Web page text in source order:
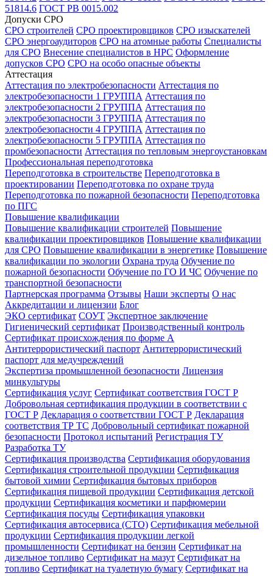
51814.6 ГОСТ РВ 0015.002
Допуски СРО
СРО строителей СРО проектировщиков СРО изыскателей
СРО энергоаудиторов СРО на атомные работы Специалисты
для СРО Внесение специалистов в НРС Оформление
допусков СРО СРО на особо опасные объекты
Аттестация
Аттестация по электробезопасности Аттестация по
электробезопасности 1 ГРУППА Аттестация по
электробезопасности 2 ГРУППА Аттестация по
электробезопасности 3 ГРУППА Аттестация по
электробезопасности 4 ГРУППА Аттестация по
электробезопасности 5 ГРУППА Аттестация по
промбезопасности Аттестация по тепловым энергоустановкам
Профессиональная переподготовка
Переподготовка в строительстве Переподготовка в
проектировании Переподготовка по охране труда
Переподготовка по пожарной безопасности Переподготовка
по ПГС
Повышение квалификации
Повышение квалификации строителей Повышение
квалификации проектировщиков Повышение квалификации
для СРО Повышение квалификации в энергетике Повышение
квалификации по экологии Охрана труда Обучение по
пожарной безопасности Обучение по ГО И ЧС Обучение по
транспортной безопасности
Партнерская программа Отзывы Наши эксперты О нас
Аккредитации и лицензии Блог
ЭКО сертификат СОУТ Экспертное заключение
Гигиенический сертификат Производственный контроль
Сертификат происхождения по форме А
Антитеррористический паспорт Антитеррористический
паспорт для медучреждений
Экспертиза промышленной безопасности Лицензия
минкультуры
Сертификация услуг Сертификат соответствия ГОСТ Р
Добровольная сертификация продукции в соответствии с
ГОСТ Р Декларация о соответствии ГОСТ Р Декларация
соответствия ТР ТС Добровольный сертификат пожарной
безопасности Протокол испытаний Регистрация ТУ
Разработка ТУ
Сертификация производства Сертификация оборудования
Сертификация строительной продукции Сертификация
бытовой химии Сертификация бытовых приборов
Сертификация пищевой продукции Сертификация детской
продукции Сертификация косметики и парфюмерии
Сертификация посуды Сертификация упаковки
Сертификация автосервиса (СТО) Сертификация мебельной
продукции Сертификация продукции легкой
промышленности Сертификат на бензин Сертификат на
дизельное топливо Сертификат на мазут Сертификат на
топливо Сертификат на туалетную бумагу Сертификат на